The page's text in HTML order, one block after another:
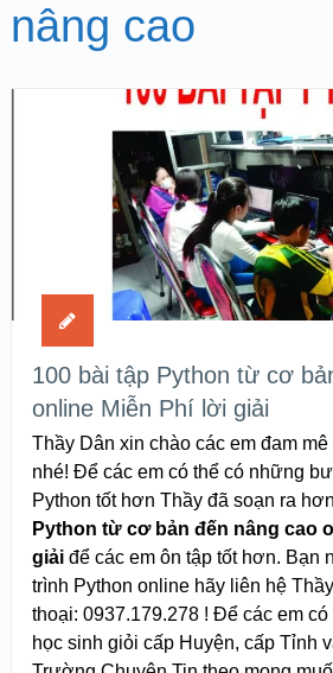
nâng cao
100 bài tập Python từ cơ
online Miễn Phí lời giải
Thầy Dân xin chào các em đam
nhé! Để các em có thể có những
Python tốt hơn Thầy đã soạn ra hơn
Python từ cơ bản đến nâng cao
giải để các em ôn tập tốt hơn. Bạn
trình Python online hãy liên hệ
thoại: 0937.179.278 ! Để các em có
học sinh giỏi cấp Huyện, cấp Tỉnh